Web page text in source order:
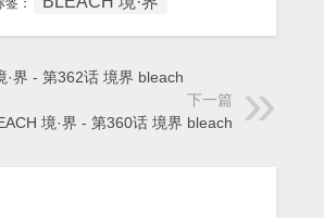
签：
·界 - 第362话 境界 bleach
下一篇
境·界 - 第360话 境界 bleach